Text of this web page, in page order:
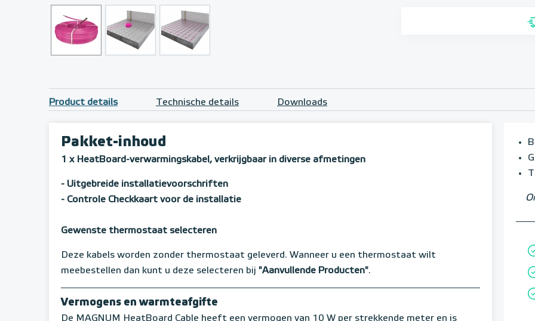
Product details Technische details Downloads
Pakket-inhoud
1 x HeatBoard-verwarmingskabel, verkrijgbaar in diverse afmetingen
- Uitgebreide installatievoorschriften
- Controle Checkkaart voor de installatie
Gewenste thermostaat selecteren
Deze kabels worden zonder thermostaat geleverd. Wanneer u een thermostaat wilt
meebestellen dan kunt u deze selecteren bij "Aanvullende Producten".
Vermogens en warmteafgifte
De MAGNUM HeatBoard Cable heeft een vermogen van 10 W per strekkende meter en is